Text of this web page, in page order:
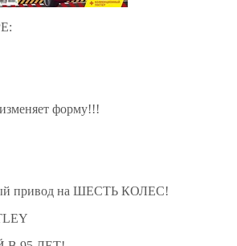
форму!!!
привод на ШЕСТЬ КОЛЕС!